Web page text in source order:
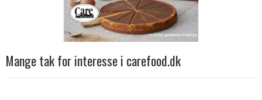
Mange tak for interesse i carefood.dk